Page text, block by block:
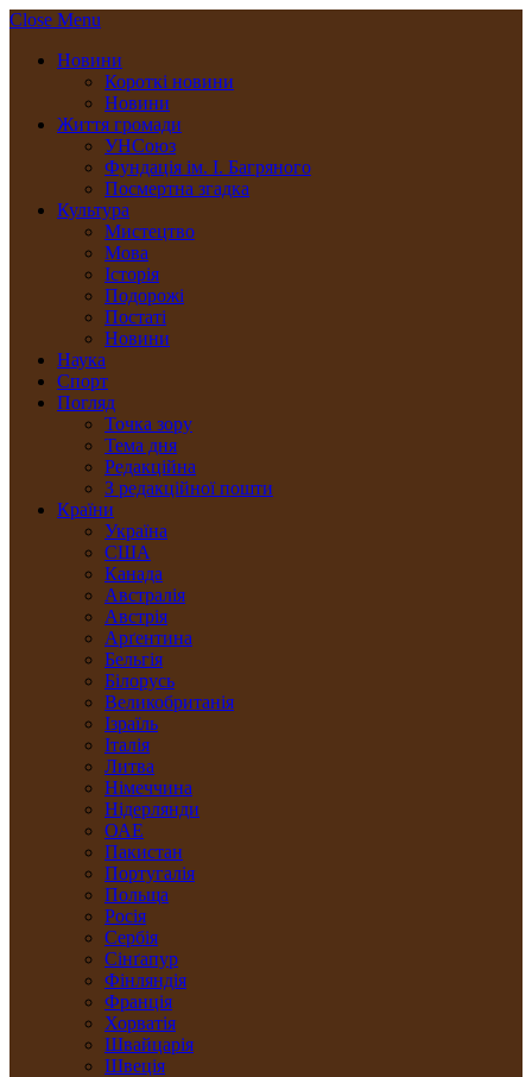
Close Menu
Новини
Короткі новини
Новини
Життя громади
УНСоюз
Фундація ім. І. Багряного
Посмертна згадка
Культура
Мистецтво
Мова
Історія
Подорожі
Постаті
Новини
Наука
Спорт
Погляд
Точка зору
Тема дня
Редакційна
З редакційної пошти
Країни
Україна
США
Канада
Австралія
Австрія
Арґентина
Бельгія
Білорусь
Великобританія
Ізраїль
Італія
Литва
Німеччина
Нідерлянди
ОАЕ
Пакистан
Португалія
Польща
Росія
Сербія
Сінґапур
Фінляндія
Франція
Хорватія
Швайцарія
Швеція